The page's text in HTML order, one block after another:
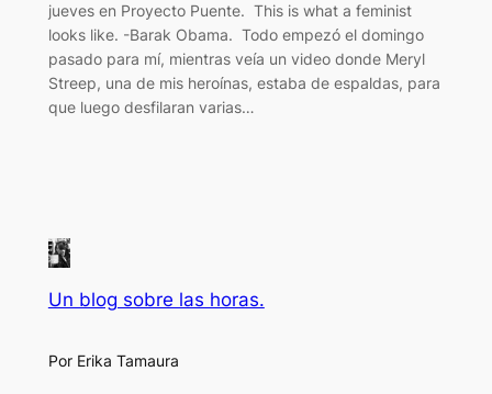
jueves en Proyecto Puente. This is what a feminist
looks like. -Barak Obama. Todo empezó el domingo
pasado para mí, mientras veía un video donde Meryl
Streep, una de mis heroínas, estaba de espaldas, para
que luego desfilaran varias…
Un blog sobre las horas.
Por Erika Tamaura